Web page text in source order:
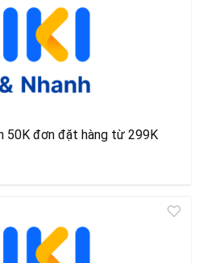
50K đơn đặt hàng từ 299K